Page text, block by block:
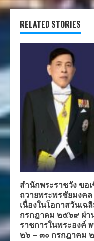
RELATED STORIES
สำนักพระราชวัง ข
ถวายพระพรชัยมงคล
เนื่องในโอกาสวันเ
กรกฎาคม ๒๕๖๙ ผ่า
ราชการในพระองค์
๒๖ – ๓๐ กรกฎาคม